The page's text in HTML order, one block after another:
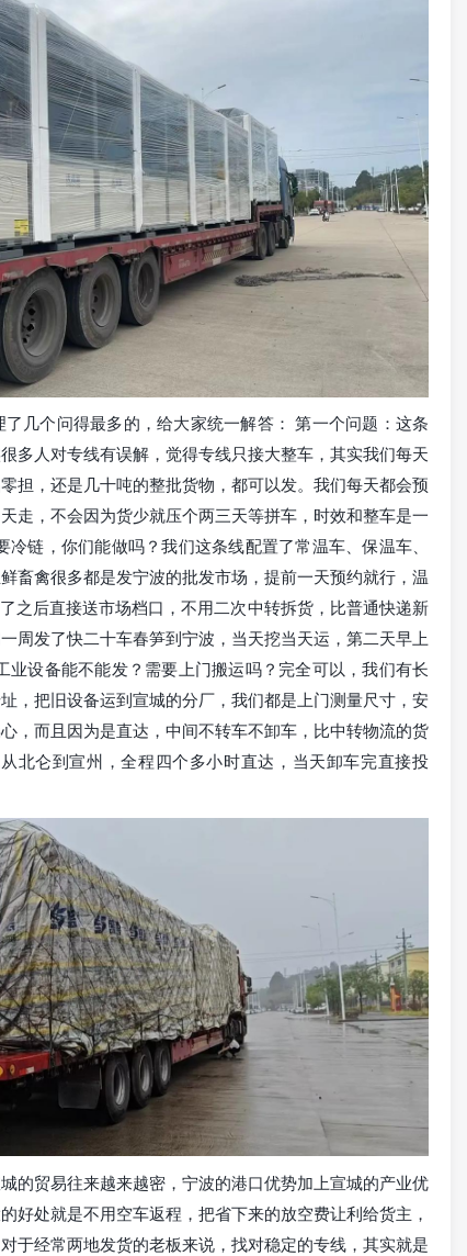
几个问得最多的，给大家统一解答： 第一个问题：这条
多人对专线有误解，觉得专线只接大整车，其实我们每天
担，还是几十吨的整批货物，都可以发。我们每天都会预
走，不会因为货少就压个两三天等拼车，时效和整车是一
链，你们能做吗？我们这条线配置了常温车、保温车、
畜禽很多都是发宁波的批发市场，提前一天预约就行，温
之后直接送市场档口，不用二次中转拆货，比普通快递新
周发了快二十车春笋到宁波，当天挖当天运，第二天早上
设备能不能发？需要上门搬运吗？完全可以，我们有长
，把旧设备运到宣城的分厂，我们都是上门测量尺寸，安
，而且因为是直达，中间不转车不卸车，比中转物流的货
北仑到宣州，全程四个多小时直达，当天卸车完直接投
的贸易往来越来越密，宁波的港口优势加上宣城的产业优
好处就是不用空车返程，把省下来的放空费让利给货主，
于经常两地发货的老板来说，找对稳定的专线，其实就是